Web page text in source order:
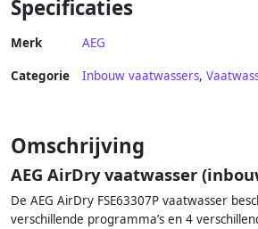
Specificaties
Merk AEG
Categorie Inbouw vaatwassers,
Omschrijving
AEG AirDry vaatwasser
De AEG AirDry FSE63307P vaatwasser
verschillende programma’s en 4